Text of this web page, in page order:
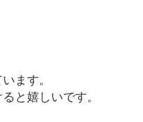
ます。
と嬉しいです。